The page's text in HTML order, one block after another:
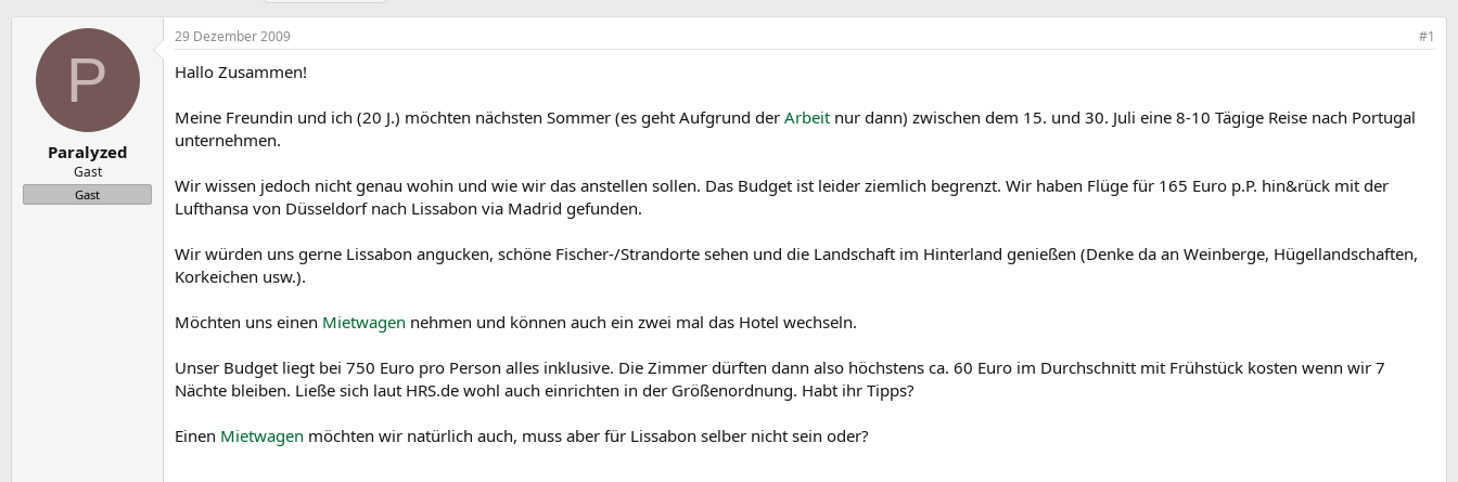
t
a
h
l
a
o
r
e
P
Paralyzed
Gast
Gast
29 Dezember 2009 #1
Hallo Zusammen!
Meine Freundin und ich (20 J.) möchten nächsten Sommer (es geht Aufgrund der Arbeit nur dann) zwischen dem 15. und 30. Juli eine 8-10 Tägige Reise nach Portugal
unternehmen.
Wir wissen jedoch nicht genau wohin und wie wir das anstellen sollen. Das Budget ist leider ziemlich begrenzt. Wir haben Flüge für 165 Euro p.P. hin&rück mit der
Lufthansa von Düsseldorf nach Lissabon via Madrid gefunden.
Wir würden uns gerne Lissabon angucken, schöne Fischer-/Strandorte sehen und die Landschaft im Hinterland genießen (Denke da an Weinberge, Hügellandschaften,
Korkeichen usw.).
Möchten uns einen Mietwagen nehmen und können auch ein zwei mal das Hotel wechseln.
Unser Budget liegt bei 750 Euro pro Person alles inklusive. Die Zimmer dürften dann also höchstens ca. 60 Euro im Durchschnitt mit Frühstück kosten wenn wir 7
Nächte bleiben. Ließe sich laut HRS.de wohl auch einrichten in der Größenordnung. Habt ihr Tipps?
Einen Mietwagen möchten wir natürlich auch, muss aber für Lissabon selber nicht sein oder?